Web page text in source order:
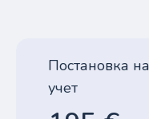
Постановка на
учет